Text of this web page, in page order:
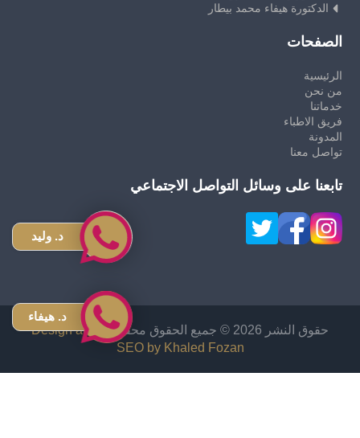
الدكتورة هيفاء محمد بيطار
الصفحات
الرئيسية
من نحن
خدماتنا
فريق الاطباء
المدونة
تواصل معنا
تابعنا على وسائل التواصل الاجتماعي
حقوق النشر 2026 © جميع الحقوق محفوظة
Design and
SEO by Khaled Fozan
د. وليد
د. هيفاء